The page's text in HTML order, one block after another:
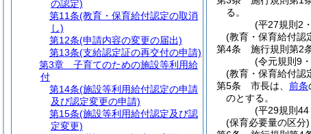
る。
(平27規則2
(教育・保育給付認
第4条
施行規則第2
(令元規則9
(教育・保育給付認
第5条
市長は、 前条
のとする。
(平29規則
(保育必要量の区分)
の認定)
第11条(教育・保育給付認定の取消
し)
第12条(申請内容の変更の届出)
第13条(支給認定証の再交付の申請)
第3章
子育てのための施設等利用給
付
第14条(施設等利用給付認定の申請
及び認定変更の申請)
第15条(施設等利用給付認定及び認
定変更)